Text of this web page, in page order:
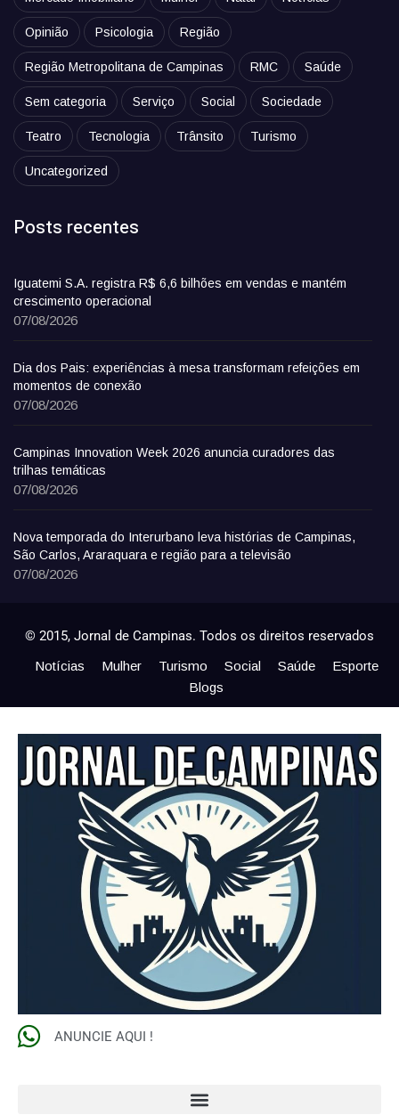
Opinião Psicologia Região
Região Metropolitana de Campinas RMC Saúde
Sem categoria Serviço Social Sociedade
Teatro Tecnologia Trânsito Turismo
Uncategorized
Posts recentes
Iguatemi S.A. registra R$ 6,6 bilhões em vendas e mantém
crescimento operacional
07/08/2026
Dia dos Pais: experiências à mesa transformam refeições em
momentos de conexão
07/08/2026
Campinas Innovation Week 2026 anuncia curadores das
trilhas temáticas
07/08/2026
Nova temporada do Interurbano leva histórias de Campinas,
São Carlos, Araraquara e região para a televisão
07/08/2026
© 2015, Jornal de Campinas. Todos os direitos reservados
Notícias Mulher Turismo Social Saúde
Esporte
Blogs
ANUNCIE AQUI !